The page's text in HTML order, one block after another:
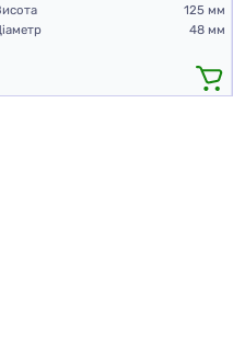
125 мм
48 мм